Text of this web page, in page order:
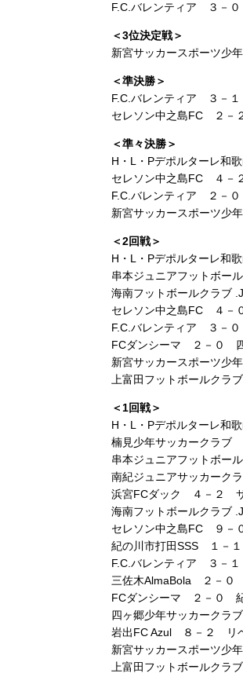
F.C.バレンティア ３－
＜3位決定戦＞
新宮サッカースポーツ少
＜準決勝＞
F.C.バレンティア ３－
セレソン中之島FC ２－
＜準々決勝＞
H・L・Pデポルターレ和
セレソン中之島FC ４－
F.C.バレンティア ２－
新宮サッカースポーツ少
＜2回戦＞
H・L・Pデポルターレ
串本ジュニアフットボー
海南フットボールクラ
セレソン中之島FC ４－
F.C.バレンティア ３－
FCダンシーマ ２－０
新宮サッカースポーツ
上富田フットボールク
＜1回戦＞
H・L・Pデポルターレ和
楠見少年サッカークラ
串本ジュニアフットボー
南紀ジュニアサッカーク
浜宮FCダック ４－２
海南フットボールクラブ
セレソン中之島FC ９－
紀の川市打田SSS １－
F.C.バレンティア ３－
三佐木AlmaBola ２－０
FCダンシーマ ２－０
四ヶ郷少年サッカーク
岩出FC Azul ８－２ リ
新宮サッカースポーツ
上富田フットボールク